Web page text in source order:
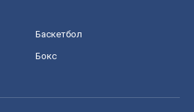
Баскетбол
Бокс